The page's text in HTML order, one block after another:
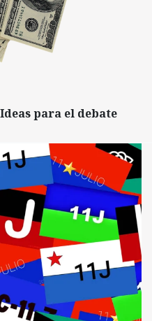
para el debate